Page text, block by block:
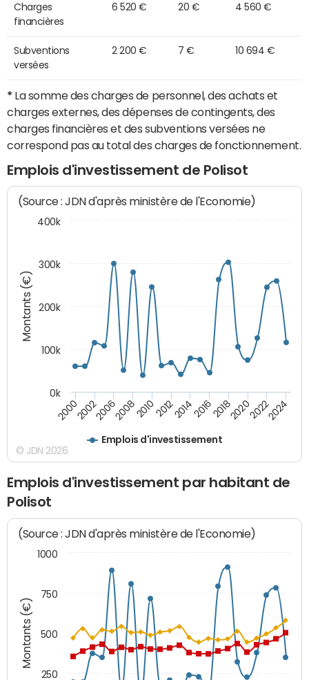
Charges
financières
6 520 € 20 € 4 560 €
Subventions
versées
2 200 € 7 € 10 694 €
* La somme des charges de personnel, des achats et
charges externes, des dépenses de contingents, des
charges financières et des subventions versées ne
correspond pas au total des charges de fonctionnement.
Emplois d'investissement de Polisot
Montants (€)
(Source : JDN d'après ministère de l'Economie)
Emplois d'investissement
200020022006200820102012201420162018202020222024
0k
100k
200k
300k
400k
© JDN 2026
Emplois d'investissement par habitant de
Polisot
Montants (€)
(Source : JDN d'après ministère de l'Economie)
250
500
750
1000